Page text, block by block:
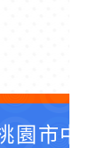
園市中